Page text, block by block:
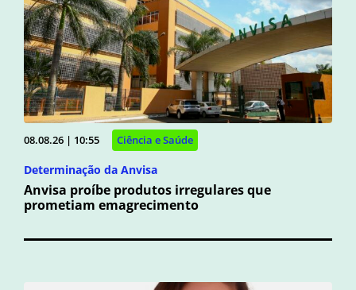
08.08.26 | 10:55 Ciência e Saúde
Determinação da Anvisa
Anvisa proíbe produtos irregulares que
prometiam emagrecimento